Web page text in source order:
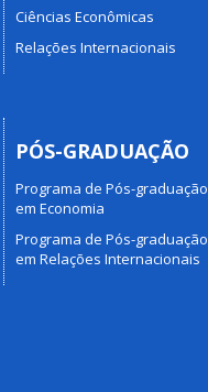
Ciências Econômicas
Relações Internacionais
PÓS-GRADUAÇÃO
Programa de Pós-graduação
em Economia
Programa de Pós-graduação
em Relações Internacionais